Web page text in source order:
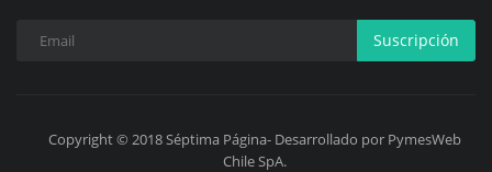
Suscripción
Copyright © 2018 Séptima Página- Desarrollado por PymesWeb
Chile SpA.